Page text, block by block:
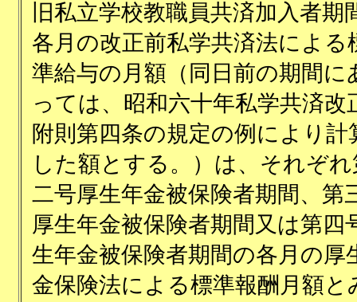
旧私立学校教職員共済加入者期
各月の改正前私学共済法による
準給与の月額（同日前の期間に
っては、昭和六十年私学共済改
附則第四条の規定の例により計
した額とする。）は、それぞれ
二号厚生年金被保険者期間、第
厚生年金被保険者期間又は第四
生年金被保険者期間の各月の厚
金保険法による標準報酬月額と